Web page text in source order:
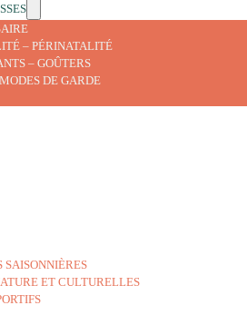
– PÉRINATALITÉ
– GOÛTERS
DE GARDE
SAISONNIÈRES
ET CULTURELLES